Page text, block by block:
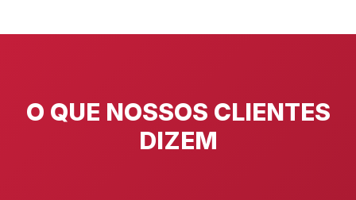
O QUE NOSSOS CLIENTES
DIZEM